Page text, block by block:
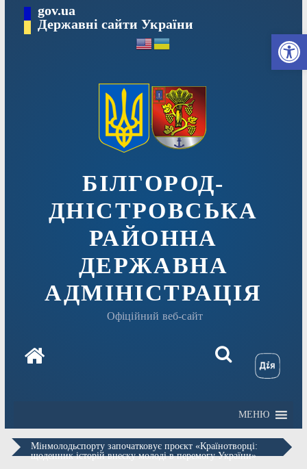
вмісту
gov.ua
Державні сайти України
БІЛГОРОД-
ДНІСТРОВСЬКА
РАЙОННА
ДЕРЖАВНА
АДМІНІСТРАЦІЯ
Офіційний веб-сайт
МЕНЮ
Мінмолодьспорту започатковує проєкт «Країнотворці:
щоденник історій внеску молоді в перемогу України»